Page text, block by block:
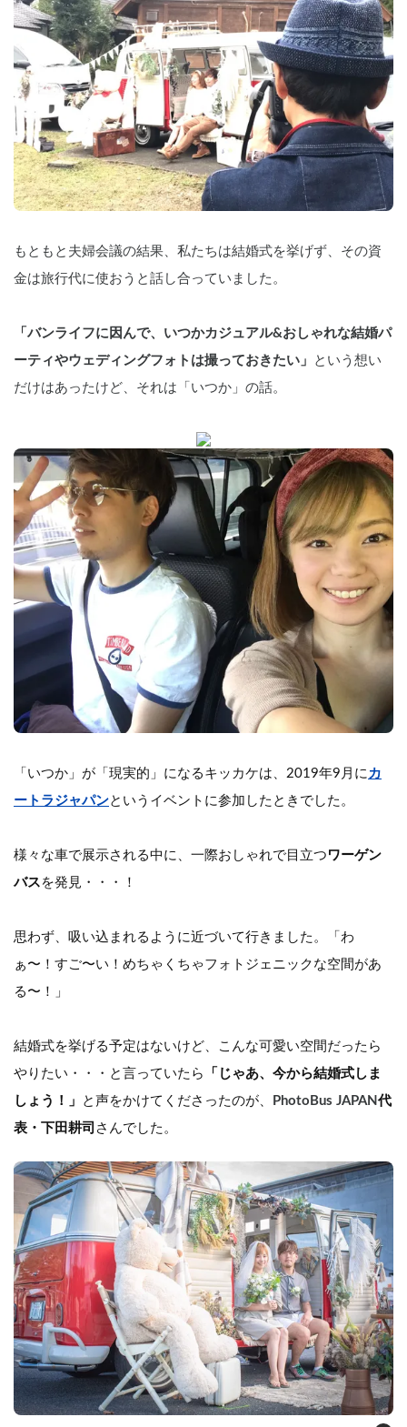
もともと夫婦会議の結果、私たちは結婚式を挙げず、その資
金は旅行代に使おうと話し合っていました。
「バンライフに因んで、いつかカジュアル&おしゃれな結婚パ
ーティやウェディングフォトは撮っておきたい」
という想い
だけはあったけど、それは「いつか」の話。
「いつか」が「現実的」になるキッカケは、2019年9月にカ
ートラジャパンというイベントに参加したときでした。
様々な車で展示される中に、一際おしゃれで目立つ ワーゲン
バス を発見・・・！
思わず、吸い込まれるように近づいて行きました。「わ
ぁ〜！すご〜い！めちゃくちゃフォトジェニックな空間があ
る〜！」
結婚式を挙げる予定はないけど、こんな可愛い空間だったら
やりたい・・・と言っていたら
「じゃあ、今から結婚式しま
しょう！」
と声をかけてくださったのが、 PhotoBus JAPAN 代
表・下田耕司 さんでした。